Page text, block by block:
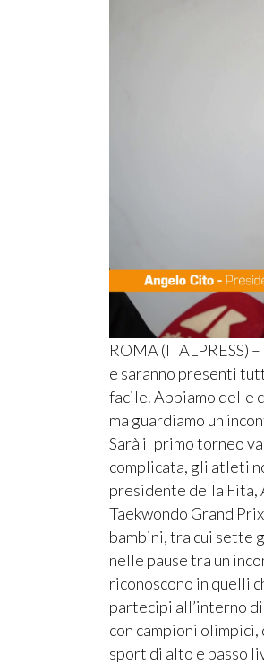
ROMA (ITALPRESS)
e saranno presenti
facile. Abbiamo delle
ma guardiamo un
Sarà il primo torneo
complicata, gli atleti
presidente della Fita,
Taekwondo Grand
bambini, tra cui sette
nelle pause tra un
riconoscono in quelli
partecipi all’interno
con campioni olimpici,
sport di alto e basso